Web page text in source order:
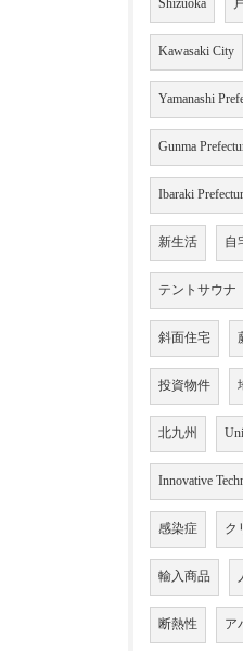
Shizuoka
Kawasaki City
Yamanashi
Gunma
Ibaraki
新生活 自
テントサウナ
斜面住宅
投資物件
北九州
Innovative
感染症 ク
輸入商品
断熱性 ア